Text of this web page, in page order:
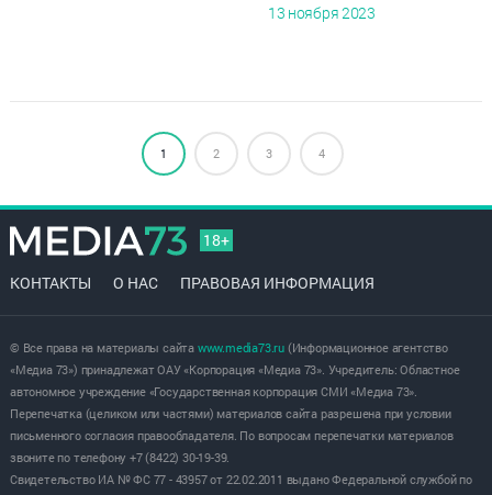
13 ноября 2023
1 2 3 4
18+
КОНТАКТЫ О НАС ПРАВОВАЯ ИНФОРМАЦИЯ
© Все права на материалы сайта www.media73.ru(Информационное агентство
«Медиа 73») принадлежат ОАУ «Корпорация «Медиа 73». Учредитель: Областное
автономное учреждение «Государственная корпорация СМИ «Медиа 73».
Перепечатка (целиком или частями) материалов сайта разрешена при условии
письменного согласия правообладателя. По вопросам перепечатки материалов
звоните по телефону +7 (8422) 30-19-39.
Свидетельство ИА № ФС 77 - 43957 от 22.02.2011 выдано Федеральной службой по